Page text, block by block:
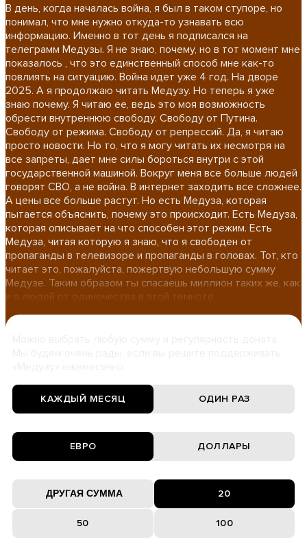
В день, когда началась война, я был в таком ступоре, но
понимал, что мне нужно откуда-то узнавать всю
информацию. Именно в тот день я подписался на
телеграмм Медузы. Я не знаю, почему, но в тот момент мне
показалось , что это единственный способ мне как-то
повлиять на ситуацию. Война идет уже 4 год. На дворе
2025. А я продолжаю читать Медузу. Но теперь я уже
знаю почему. Я читаю ее, ведь это моя возможность
обрести внутреннюю свободу. Свободу от Путина.
Свободу от режима. Свободу от репрессий. Да, я читаю
просто новости. Но то, что я могу читать их несмотря на
все запреты, дает мне силы бороться внутри с этой
государственной машиной. Вокруг меня все больше людей
говорят СВО, а не война. В интернет заходить все сложнее.
А цены все больше растут. Но есть Медуза, которая
пытается объяснить, почему это происходит. Есть Медуза,
которая описывает на что способен этот режим. Есть
Медуза, читая которую я знаю, что я свободен от
пропаганды в телевизоре и пропаганды в головах. Тот, кто
читает это, пожалуйста, пожертвую небольшую сумму
Медузе. Таким образом ты спасаешь миллион таких же, как
и я людей от одиночества в этой темноте.
КАЖДЫЙ МЕСЯЦ ОДИН РАЗ
ЕВРО ДОЛЛАРЫ
20
50 100